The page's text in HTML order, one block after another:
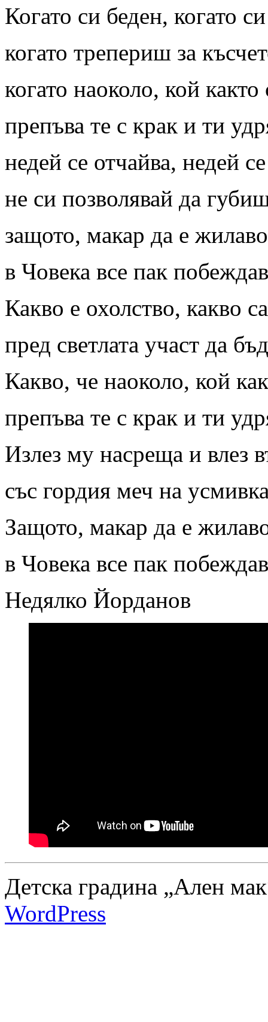
Когато си беден, когато
когато трепериш за
когато наоколо, кой както
препъва те с крак и ти
недей се отчайва, недей
не си позволявай да
защото, макар да е
в Човека все пак
Какво е охолство, какво
пред светлата участ да
Какво, че наоколо, кой
препъва те с крак и ти
Излез му насреща и влез
със гордия меч на
Защото, макар да е
в Човека все пак
Недялко Йорданов
Детска градина „Ален
WordPress